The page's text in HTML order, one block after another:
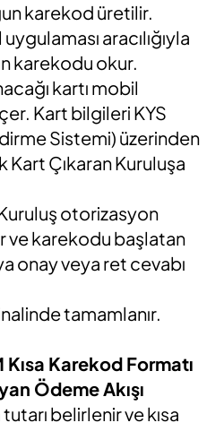
karekod üretilir.
aracılığıyla
karekodu okur.
kartı mobil
Kart bilgileri KYS
Sistemi) üzerinden
Çıkaran Kuruluşa
otorizasyon
ve karekodu başlatan
onay veya ret cevabı
tamamlanır.
Karekod Formatı
Ödeme Akışı
belirlenir ve kısa